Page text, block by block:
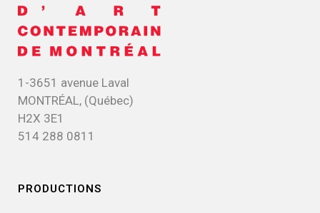
1-3651 avenue Laval
MONTRÉAL, (Québec)
H2X 3E1
514 288 0811
PRODUCTIONS